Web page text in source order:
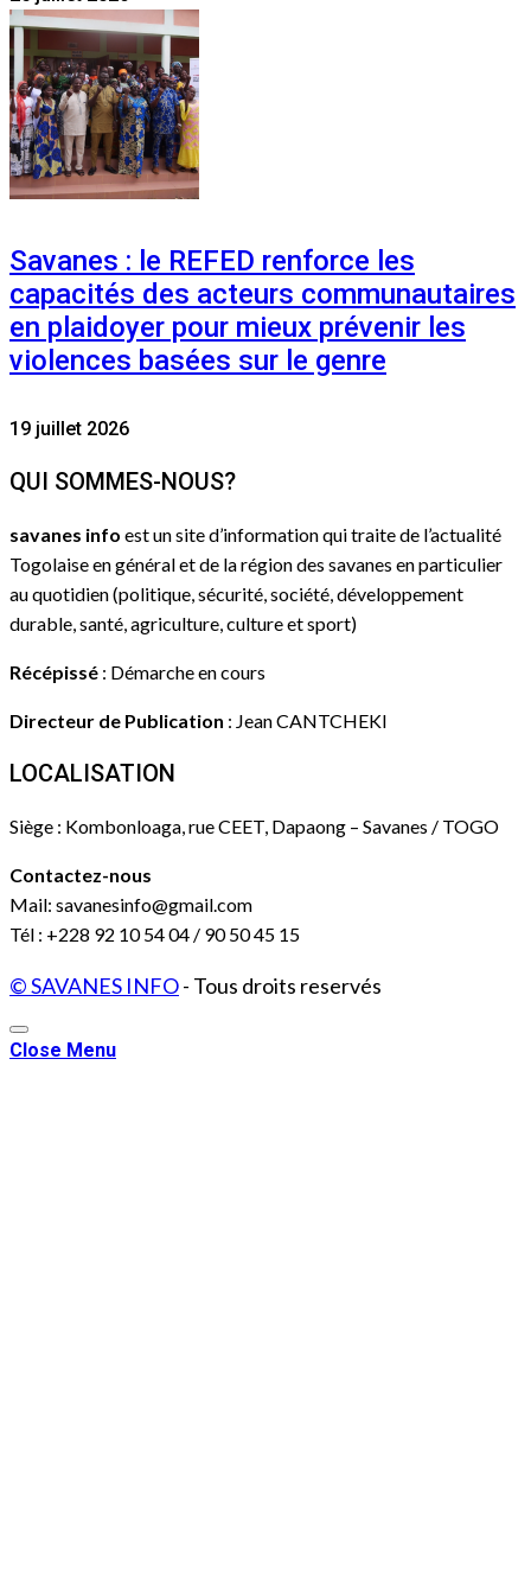
Savanes : le REFED renforce les
capacités des acteurs communautaires
en plaidoyer pour mieux prévenir les
violences basées sur le genre
19 juillet 2026
QUI SOMMES-NOUS?
savanes info est un site d’information qui traite de l’actualité
Togolaise en général et de la région des savanes en particulier
au quotidien (politique, sécurité, société, développement
durable, santé, agriculture, culture et sport)
Récépissé : Démarche en cours
Directeur de Publication : Jean CANTCHEKI
LOCALISATION
Siège : Kombonloaga, rue CEET, Dapaong – Savanes / TOGO
Contactez-nous
Mail: savanesinfo@gmail.com
Tél : +228 92 10 54 04 / 90 50 45 15
© SAVANES INFO- Tous droits reservés
Close Menu